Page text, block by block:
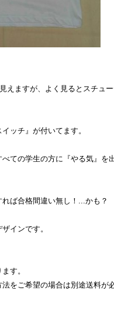
えますが、よく見るとスチュ
ッチ』が付いてます。
ての学生の方に『やる気』を
ば合格間違い無し！...かも？
インです。
す。
をご希望の場合は別途送料が